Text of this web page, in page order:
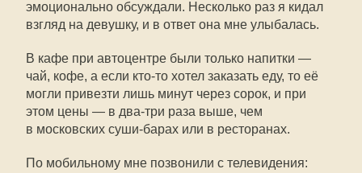
эмоционально обсуждали. Несколько раз я кидал
взгляд на девушку, и в ответ она мне улыбалась.
В кафе при автоцентре были только напитки —
чай, кофе, а если кто-то хотел заказать еду, то её
могли привезти лишь минут через сорок, и при
этом цены — в два-три раза выше, чем
в московских суши-барах или в ресторанах.
По мобильному мне позвонили с телевидения: